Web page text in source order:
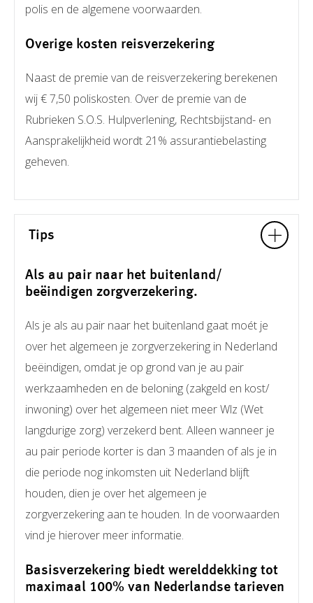
polis en de algemene voorwaarden.
Overige kosten reisverzekering
Naast de premie van de reisverzekering berekenen
wij € 7,50 poliskosten. Over de premie van de
Rubrieken S.O.S. Hulpverlening, Rechtsbijstand- en
Aansprakelijkheid wordt 21% assurantiebelasting
geheven.
Tips
Als au pair naar het buitenland/
beëindigen zorgverzekering.
Als je als au pair naar het buitenland gaat moét je
over het algemeen je zorgverzekering in Nederland
beëindigen, omdat je op grond van je au pair
werkzaamheden en de beloning (zakgeld en kost/
inwoning) over het algemeen niet meer Wlz (Wet
langdurige zorg) verzekerd bent. Alleen wanneer je
au pair periode korter is dan 3 maanden of als je in
die periode nog inkomsten uit Nederland blijft
houden, dien je over het algemeen je
zorgverzekering aan te houden. In de voorwaarden
vind je hierover meer informatie.
Basisverzekering biedt werelddekking tot
maximaal 100% van Nederlandse tarieven